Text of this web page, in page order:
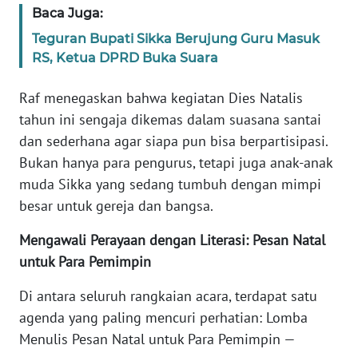
Baca Juga:
Teguran Bupati Sikka Berujung Guru Masuk
RS, Ketua DPRD Buka Suara
Raf menegaskan bahwa kegiatan Dies Natalis
tahun ini sengaja dikemas dalam suasana santai
dan sederhana agar siapa pun bisa berpartisipasi.
Bukan hanya para pengurus, tetapi juga anak-anak
muda Sikka yang sedang tumbuh dengan mimpi
besar untuk gereja dan bangsa.
Mengawali Perayaan dengan Literasi: Pesan Natal
untuk Para Pemimpin
Di antara seluruh rangkaian acara, terdapat satu
agenda yang paling mencuri perhatian: Lomba
Menulis Pesan Natal untuk Para Pemimpin —
WN
SULTENG
SULBAR
WN
SUMBAR
WN
SUMSEL
WN
BENGKULU